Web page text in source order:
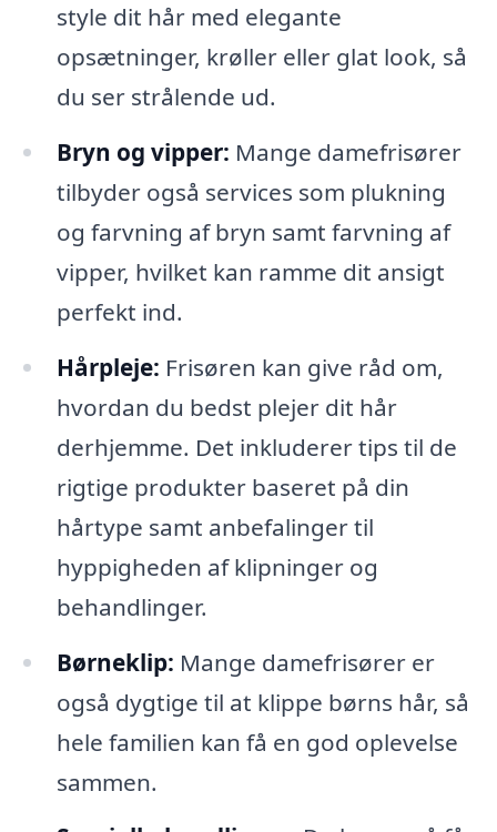
style dit hår med elegante
opsætninger, krøller eller glat look, så
du ser strålende ud.
Bryn og vipper: Mange damefrisører
tilbyder også services som plukning
og farvning af bryn samt farvning af
vipper, hvilket kan ramme dit ansigt
perfekt ind.
Hårpleje: Frisøren kan give råd om,
hvordan du bedst plejer dit hår
derhjemme. Det inkluderer tips til de
rigtige produkter baseret på din
hårtype samt anbefalinger til
hyppigheden af klipninger og
behandlinger.
Børneklip: Mange damefrisører er
også dygtige til at klippe børns hår, så
hele familien kan få en god oplevelse
sammen.